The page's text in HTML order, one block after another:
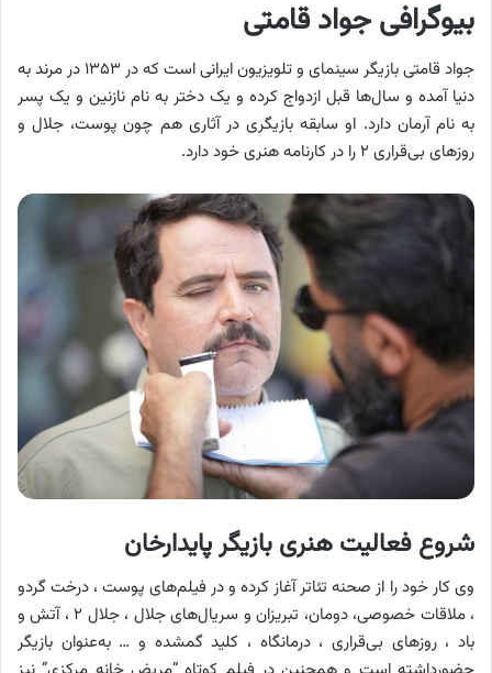
بیوگرافی جواد قامتی
جواد قامتی بازیگر سینمای و تلویزیون ایرانی است که در ۱۳۵۳ در مرند به
دنیا آمده و سال‌ها قبل ازدواج کرده و یک دختر به نام نازنین و یک پسر
به نام آرمان دارد. او سابقه بازیگری در آثاری هم چون پوست، جلال و
روزهای بی‌قراری ۲ را در کارنامه هنری خود دارد.
شروع فعالیت هنری بازیگر پایدارخان
وی کار خود را از صحنه تئاتر آغاز کرده و در فیلم‌های پوست ، درخت گردو
، ملاقات خصوصی، دومان، تبریزان و سریال‌های جلال ، جلال ۲ ، آتش و
باد ، روزهای بی‌قراری ، درمانگاه ، کلید گمشده و … به‌عنوان بازیگر